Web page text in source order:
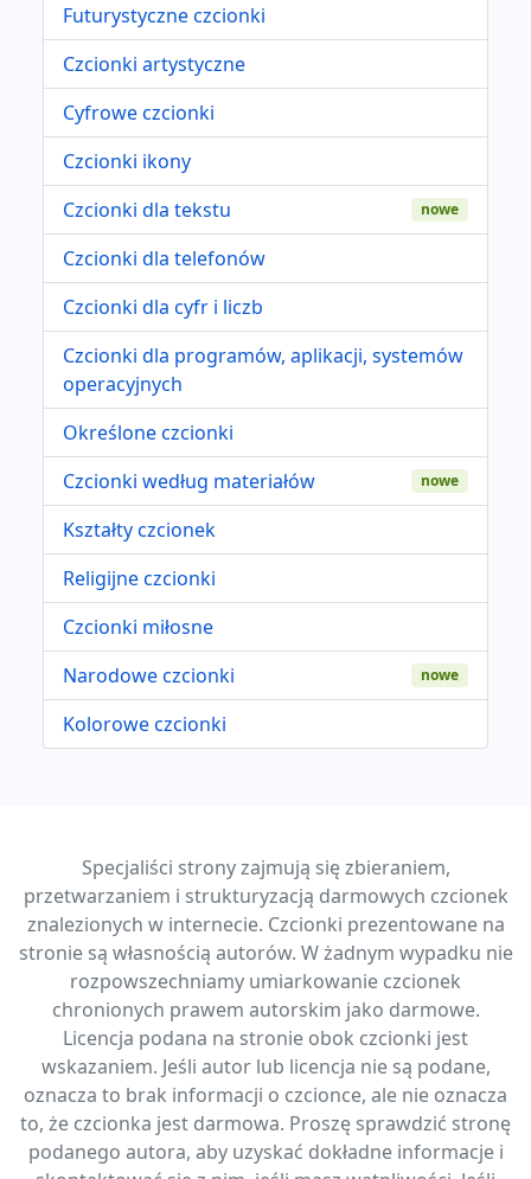
Futurystyczne czcionki
Czcionki artystyczne
Cyfrowe czcionki
Czcionki ikony
Czcionki dla tekstu
nowe
Czcionki dla telefonów
Czcionki dla cyfr i liczb
Czcionki dla programów, aplikacji, systemów
operacyjnych
Określone czcionki
Czcionki według materiałów
nowe
Kształty czcionek
Religijne czcionki
Czcionki miłosne
Narodowe czcionki
nowe
Kolorowe czcionki
Specjaliści strony zajmują się zbieraniem,
przetwarzaniem i strukturyzacją darmowych czcionek
znalezionych w internecie. Czcionki prezentowane na
stronie są własnością autorów. W żadnym wypadku nie
rozpowszechniamy umiarkowanie czcionek
chronionych prawem autorskim jako darmowe.
Licencja podana na stronie obok czcionki jest
wskazaniem. Jeśli autor lub licencja nie są podane,
oznacza to brak informacji o czcionce, ale nie oznacza
to, że czcionka jest darmowa. Proszę sprawdzić stronę
podanego autora, aby uzyskać dokładne informacje i